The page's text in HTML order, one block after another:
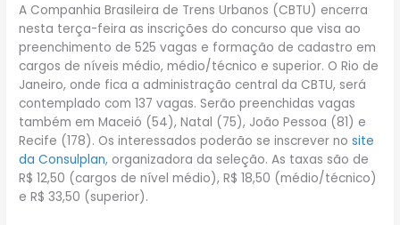
A Companhia Brasileira de Trens Urbanos (CBTU) encerra
nesta terça-feira as inscrições do concurso que visa ao
preenchimento de 525 vagas e formação de cadastro em
cargos de níveis médio, médio/técnico e superior. O Rio de
Janeiro, onde fica a administração central da CBTU, será
contemplado com 137 vagas. Serão preenchidas vagas
também em Maceió (54), Natal (75), João Pessoa (81) e
Recife (178). Os interessados poderão se inscrever no site
da Consulplan, organizadora da seleção. As taxas são de
R$ 12,50 (cargos de nível médio), R$ 18,50 (médio/técnico)
e R$ 33,50 (superior).